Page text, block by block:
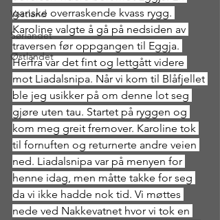
Vestland
Sørlandet
Østlandet
ganske overraskende kvass rygg.
Karoline valgte å gå på nedsiden av
traversen før oppgangen til Eggja.
Herfra var det fint og lettgått videre
mot Liadalsnipa. Når vi kom til Blåfjellet
ble jeg usikker på om denne lot seg
gjøre uten tau. Startet på ryggen og
kom meg greit fremover. Karoline tok
til fornuften og returnerte andre veien
ned. Liadalsnipa var på menyen for
henne idag, men måtte takke for seg
da vi ikke hadde nok tid. Vi møttes
nede ved Nakkevatnet hvor vi tok en